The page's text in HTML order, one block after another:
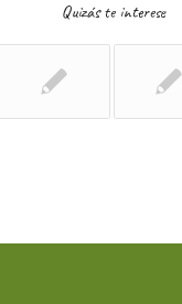
Quizás te interese